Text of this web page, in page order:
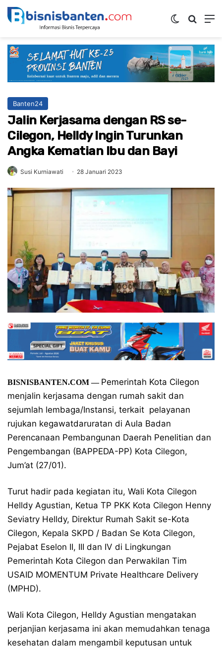
Switch skin
Banten24
Jalin Kerjasama dengan RS se-
Cilegon, Helldy Ingin Turunkan
Angka Kematian Ibu dan Bayi
Susi Kurniawati 28 Januari 2023
BISNISBANTEN.COM — Pemerintah Kota Cilegon
menjalin kerjasama dengan rumah sakit dan
sejumlah lembaga/Instansi, terkait pelayanan
rujukan kegawatdaruratan di Aula Badan
Perencanaan Pembangunan Daerah Penelitian dan
Pengembangan (BAPPEDA-PP) Kota Cilegon,
Jum’at (27/01).
Turut hadir pada kegiatan itu, Wali Kota Cilegon
Helldy Agustian, Ketua TP PKK Kota Cilegon Henny
Seviatry Helldy, Direktur Rumah Sakit se-Kota
Cilegon, Kepala SKPD / Badan Se Kota Cilegon,
Pejabat Eselon II, III dan IV di Lingkungan
Pemerintah Kota Cilegon dan Perwakilan Tim
USAID MOMENTUM Private Healthcare Delivery
(MPHD).
Wali Kota Cilegon, Helldy Agustian mengatakan
perjanjian kerjasama ini akan memudahkan tenaga
kesehatan dalam mengambil keputusan untuk